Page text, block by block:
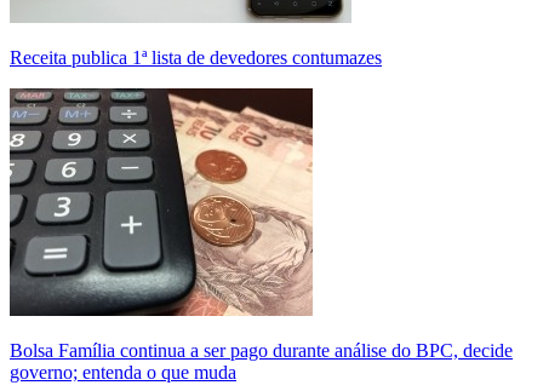
Receita publica 1ª lista de devedores contumazes
Bolsa Família continua a ser pago durante análise do BPC, decide
governo; entenda o que muda